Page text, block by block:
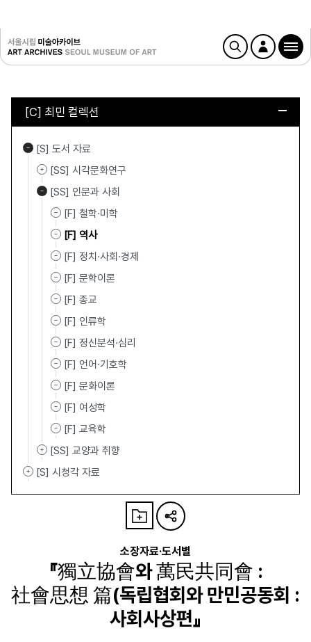
[C] 최민 컬렉션
[S] 도서 자료
[SS] 시각문화연구
[SS] 인문과 사회
[F] 철학·미학
[F] 역사
[F] 정치·사회·경제
[F] 문학이론
[F] 종교
[F] 인류학
[F] 정신분석·심리
[F] 언어·기호학
[F] 문화이론
[F] 여성학
[F] 교육학
[SS] 교양과 취향
[S] 시청각 자료
소장자료·도서별
『獨立協會와 萬民共同會 :
社會思想 篇(독립협회와 만민공동회 :
사회사상편』